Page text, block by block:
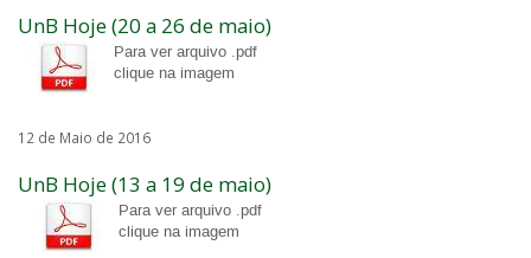
UnB Hoje (20 a 26 de maio)
Para ver arquivo .pdf
clique na imagem
12 de Maio de 2016
UnB Hoje (13 a 19 de maio)
Para ver arquivo .pdf
clique na imagem